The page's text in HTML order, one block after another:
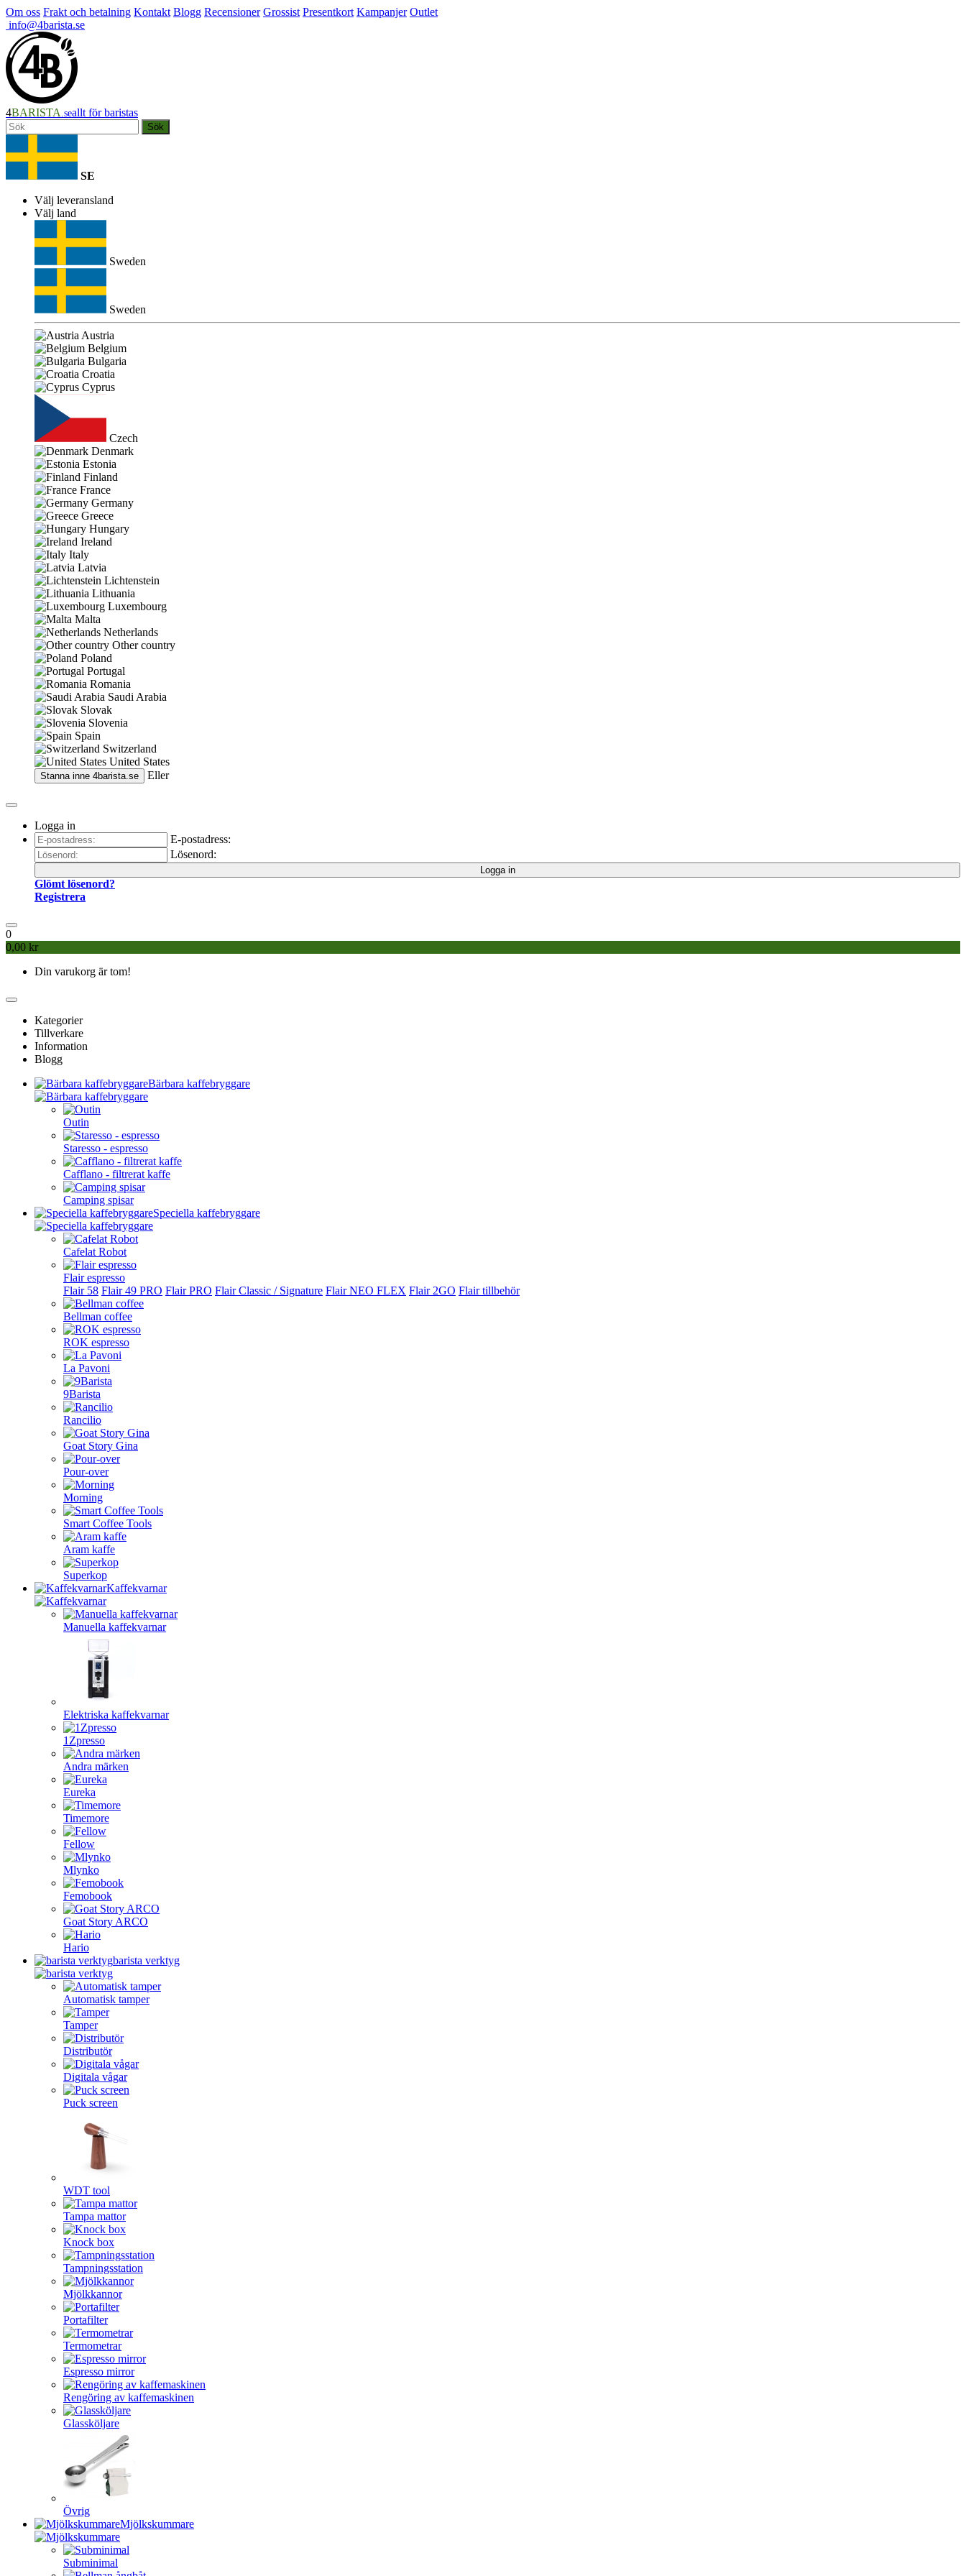
Om oss Frakt och betalning Kontakt Blogg Recensioner Grossist Presentkort Kampanjer Outlet
info@4barista.se
4BARISTA .seallt för baristas
Sök
SE
Välj leveransland
Välj land
Sweden
Sweden
Austria
Belgium
Bulgaria
Croatia
Cyprus
Czech
Denmark
Estonia
Finland
France
Germany
Greece
Hungary
Ireland
Italy
Latvia
Lichtenstein
Lithuania
Luxembourg
Malta
Netherlands
Other country
Poland
Portugal
Romania
Saudi Arabia
Slovak
Slovenia
Spain
Switzerland
United States
Stanna inne 4barista.se Eller
Logga in
E-postadress:
Lösenord:
Logga in
Glömt lösenord?
Registrera
0
0,00 kr
Din varukorg är tom!
Kategorier
Tillverkare
Information
Blogg
Bärbara kaffebryggare
Outin
Staresso - espresso
Cafflano - filtrerat kaffe
Camping spisar
Speciella kaffebryggare
Cafelat Robot
Flair espresso
Flair 58 Flair 49 PRO Flair PRO Flair Classic / Signature Flair NEO FLEX Flair 2GO Flair tillbehör
Bellman coffee
ROK espresso
La Pavoni
9Barista
Rancilio
Goat Story Gina
Pour-over
Morning
Smart Coffee Tools
Aram kaffe
Superkop
Kaffekvarnar
Manuella kaffekvarnar
Elektriska kaffekvarnar
1Zpresso
Andra märken
Eureka
Timemore
Fellow
Mlynko
Femobook
Goat Story ARCO
Hario
barista verktyg
Automatisk tamper
Tamper
Distributör
Digitala vågar
Puck screen
WDT tool
Tampa mattor
Knock box
Tampningsstation
Mjölkkannor
Portafilter
Termometrar
Espresso mirror
Rengöring av kaffemaskinen
Glassköljare
Övrig
Mjölkskummare
Subminimal